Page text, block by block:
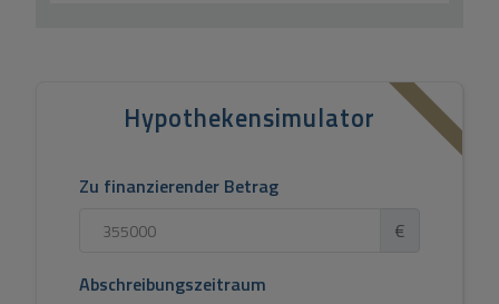
Hypothekensimulator
Zu finanzierender Betrag
€
Abschreibungszeitraum